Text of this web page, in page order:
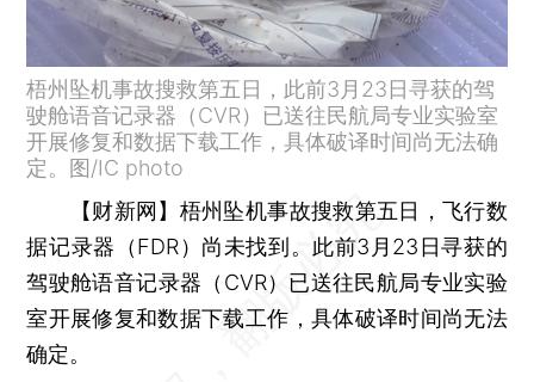
梧州坠机事故搜救第五日，此前3月23日寻获的驾
驶舱语音记录器（CVR）已送往民航局专业实验室
开展修复和数据下载工作，具体破译时间尚无法确
定。图/IC photo
【财新网】 梧州坠机事故搜救第五日，飞行数
据记录器（FDR）尚未找到。此前3月23日寻获的
驾驶舱语音记录器（CVR）已送往民航局专业实验
室开展修复和数据下载工作，具体破译时间尚无法
确定。